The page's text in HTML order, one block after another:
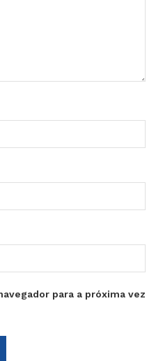
para a próxima vez